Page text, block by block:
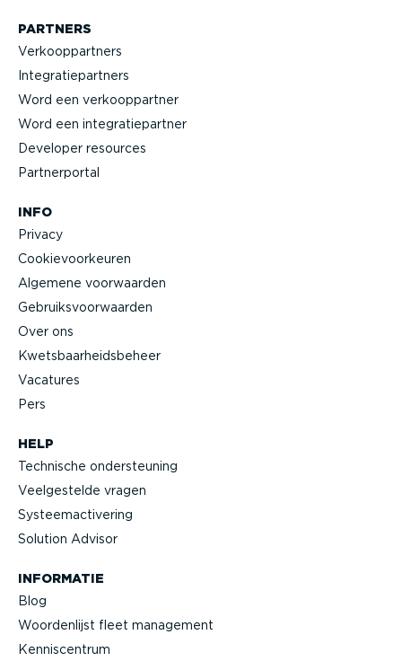
HELP
Technische onder­steuning
Veelge­stelde vragen
Systeem­ac­ti­vering
Solution Advisor
INFORMATIE
Blog
Woorden­lijst fleet management
Kennis­centrum
PARTNERS
Verkoop­partners
Integra­tie­partners
Word een verkoop­partner
Word een integra­tie­partner
Developer resources
Partner­portal
INFO
Privacy
Cookie­voor­keuren
Algemene voorwaarden
Gebruiks­voor­waarden
Over ons
Kwets­baar­heids­beheer
Vacatures
Pers